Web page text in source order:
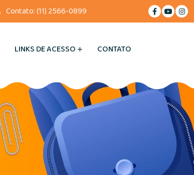
Contato:(11) 2566-0899
LINKS DE ACESSO CONTATO